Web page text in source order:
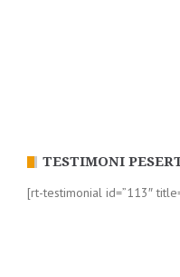
TESTIMONI
[rt-testimonial id=”113″